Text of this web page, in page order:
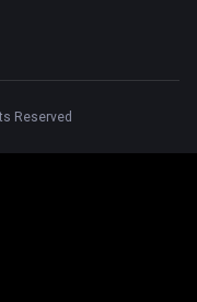
Reserved